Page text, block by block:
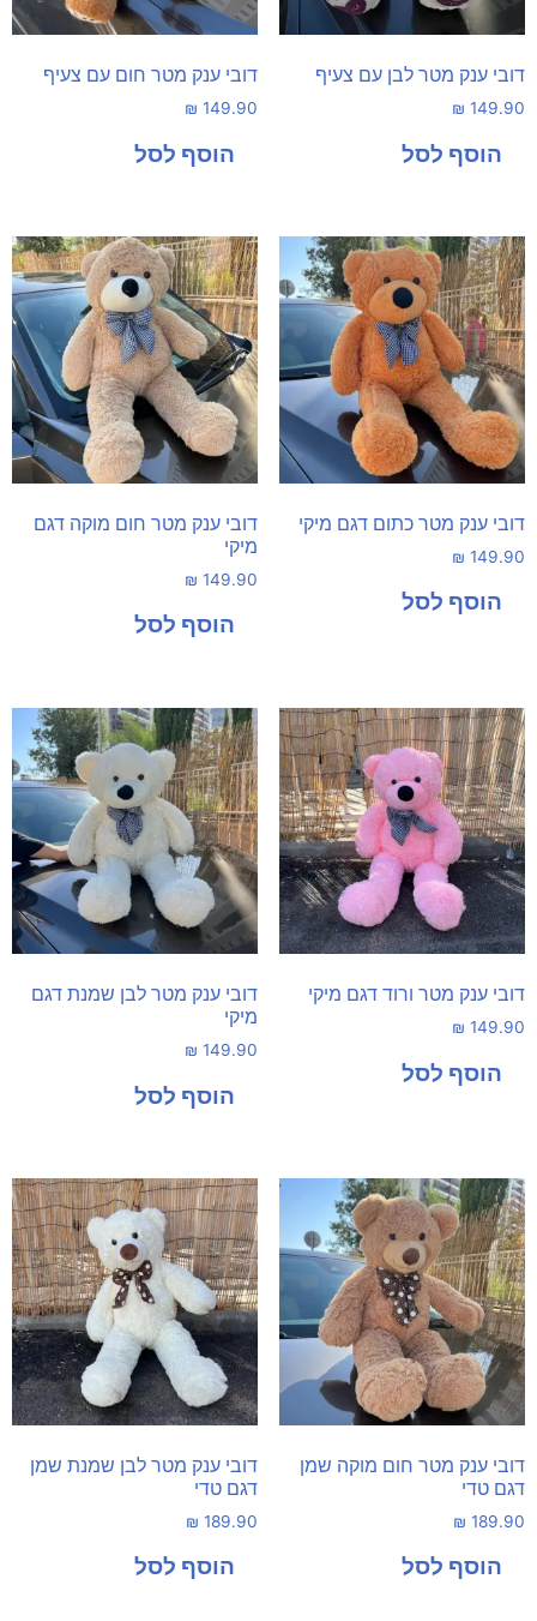
דובי ענק מטר לבן עם צעיף
₪ 149.90
דובי ענק מטר חום עם צעיף
₪ 149.90
דובי ענק מטר כתום דגם מיקי
₪ 149.90
דובי ענק מטר חום מוקה דגם
מיקי
₪ 149.90
דובי ענק מטר ורוד דגם מיקי
₪ 149.90
דובי ענק מטר לבן שמנת דגם
מיקי
₪ 149.90
דובי ענק מטר חום מוקה שמן
דגם טדי
₪ 189.90
דובי ענק מטר לבן שמנת שמן
דגם טדי
₪ 189.90